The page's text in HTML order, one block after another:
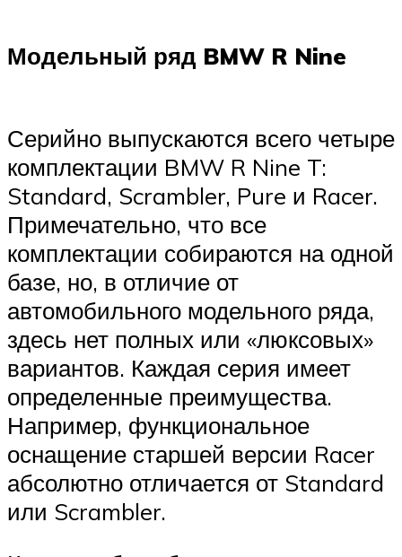
Модельный ряд BMW R Nine
Серийно выпускаются всего четыре
комплектации BMW R Nine T:
Standard, Scrambler, Pure и Racer.
Примечательно, что все
комплектации собираются на одной
базе, но, в отличие от
автомобильного модельного ряда,
здесь нет полных или «люксовых»
вариантов. Каждая серия имеет
определенные преимущества.
Например, функциональное
оснащение старшей версии Racer
абсолютно отличается от Standard
или Scrambler.